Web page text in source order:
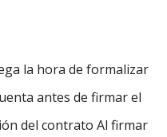
la hora de formalizar
antes de firmar el
del contrato Al firmar